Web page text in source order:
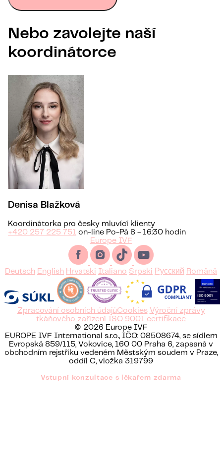
Nebo zavolejte naší
koordinátorce
Denisa Blažková
Koordinátorka pro česky mluvící klienty
+420 257 225 751 on-line Po-Pá 8 - 16:30 hodin
Europe IVF
Deutsch English Hrvatski Italiano Srpski Русский Română
Zpracování osobních údajůCookies Výroční zprávy
tkáňového zařízení ISO 9001 certifikace
© 2026 Europe IVF
EUROPE IVF International s.r.o., IČO: 08508674, se sídlem
Evropská 859/115, Vokovice, 160 00 Praha 6, zapsaná v
obchodním rejstříku vedeném Městským soudem v Praze,
oddíl C, vložka 319799
Vstupní konzultace s lékařem zdarma